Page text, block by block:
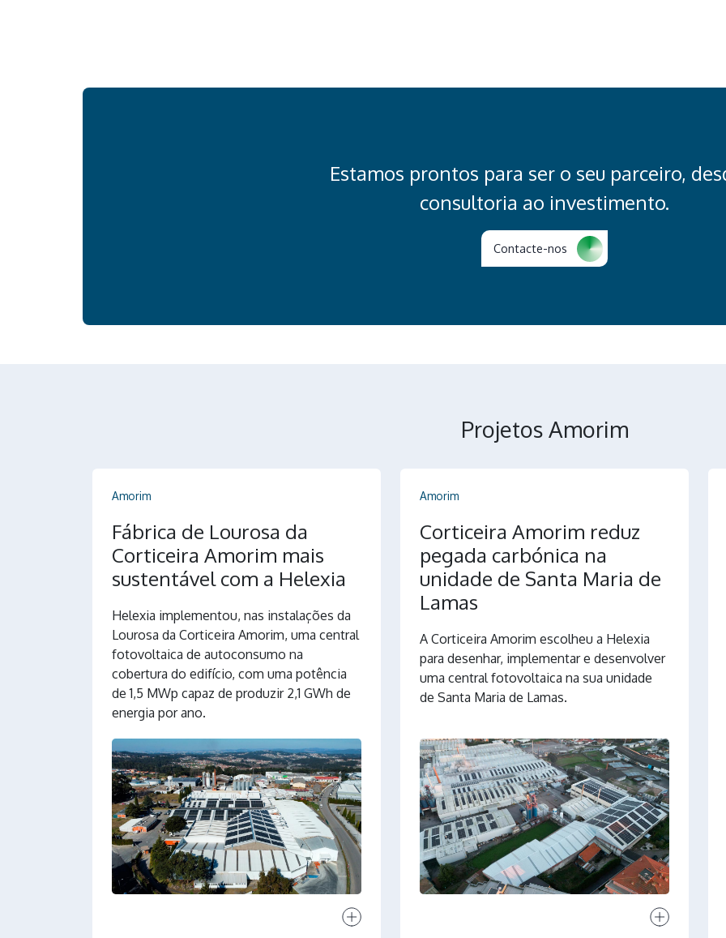
Estamos prontos para ser o seu parceiro,
consultoria ao investimento.
Contacte-nos
Projetos Amorim
Amorim
Fábrica de Lourosa da
Corticeira Amorim mais
sustentável com a Helexia
Helexia implementou, nas instalações da
Lourosa da Corticeira Amorim, uma central
fotovoltaica de autoconsumo na
cobertura do edifício, com uma potência
de 1,5 MWp capaz de produzir 2,1 GWh de
energia por ano.
Ver projeto
Amorim
Corticeira Amorim reduz
pegada carbónica na
unidade de Santa Maria de
Lamas
A Corticeira Amorim escolheu a Helexia
para desenhar, implementar e desenvolver
uma central fotovoltaica na sua unidade
de Santa Maria de Lamas.
Ver projeto